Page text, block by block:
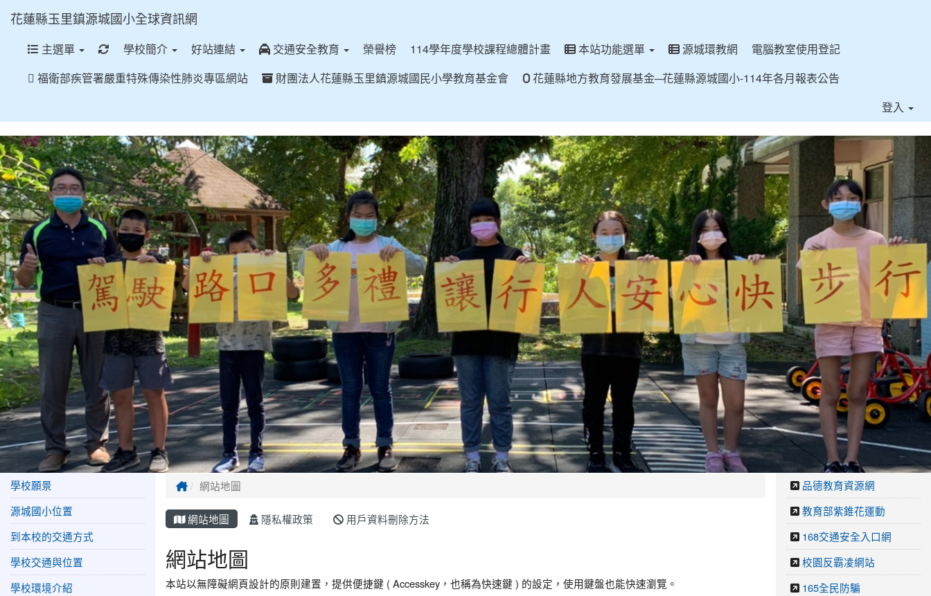
花蓮縣玉里鎮源城國小全球資訊網
主選單 重新取得佈景設定
學校簡介 好站連結 交通安全教育 榮譽榜 114學年度學校課程總體計畫 本站功能選單 源城環教網
電腦教室使用登記
福衛部疾管署嚴重特殊傳染性肺炎專區網站
財團法人花蓮縣玉里鎮源城國民小學教育基金會
花蓮縣地方教育發展基金─花蓮縣源城國小-114年各月報表公告
登入
Home網站地圖
網站地圖 隱私權政策 用戶資料刪除方法
網站地圖
本站以無障礙網頁設計的原則建置，提供便捷鍵 ( Accesskey，也稱為快速鍵 ) 的設定，使用鍵盤也能快速瀏覽。
學校願景
源城國小位置
到本校的交通方式
學校交通與位置
學校環境介紹
品德教育資源網
教育部紫錐花運動
168交通安全入口網
校園反霸凌網站
165全民防騙